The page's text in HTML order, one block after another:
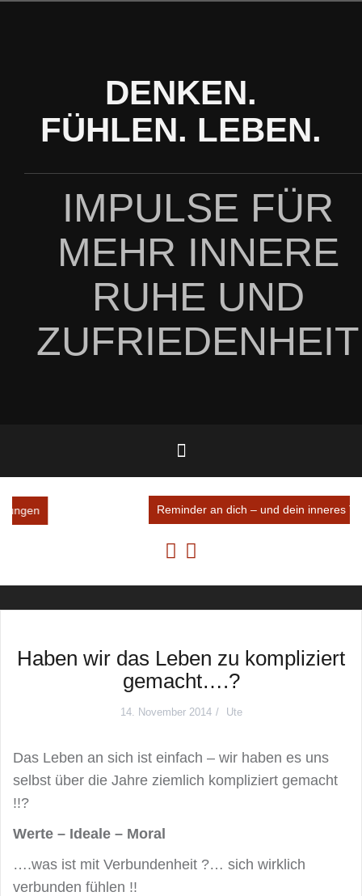
DENKEN.
FÜHLEN. LEBEN.
IMPULSE FÜR
MEHR INNERE
RUHE UND
ZUFRIEDENHEIT
Reminder an dich – und dein inneres Team
Haben wir das Leben zu kompliziert
gemacht….?
14. November 2014 Ute
Das Leben an sich ist einfach – wir haben es uns
selbst über die Jahre ziemlich kompliziert gemacht
!!?
Werte – Ideale – Moral
….was ist mit Verbundenheit ?… sich wirklich
verbunden fühlen !!